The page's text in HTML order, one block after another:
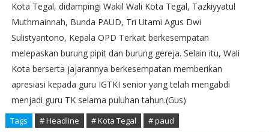
Kota Tegal, didampingi Wakil Wali Kota Tegal, Tazkiyyatul
Muthmainnah, Bunda PAUD, Tri Utami Agus Dwi
Sulistyantono, Kepala OPD Terkait berkesempatan
melepaskan burung pipit dan burung gereja. Selain itu, Wali
Kota berserta jajarannya berkesempatan memberikan
apresiasi kepada guru IGTKI senior yang telah mengabdi
menjadi guru TK selama puluhan tahun.(Gus)
Tags # Headline # Kota Tegal # paud